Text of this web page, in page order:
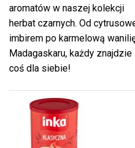
aromatów w naszej kolekcji
herbat czarnych. Od
imbirem po karmelową
Madagaskaru, każdy znajdzie
coś dla siebie!